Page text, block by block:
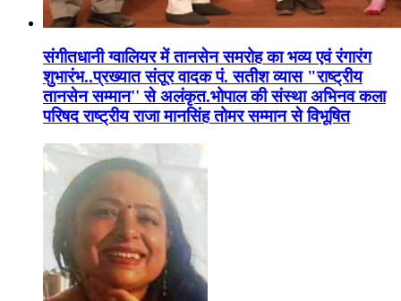
संगीतधानी ग्वालियर में तानसेन समरोह का भव्य एवं रंगारंग
शुभारंभ..प्रख्यात संतूर वादक पं. सतीश व्यास "राष्ट्रीय
तानसेन सम्मान'' से अलंकृत.भोपाल की संस्था अभिनव कला
परिषद राष्ट्रीय राजा मानसिंह तोमर सम्मान से विभूषित